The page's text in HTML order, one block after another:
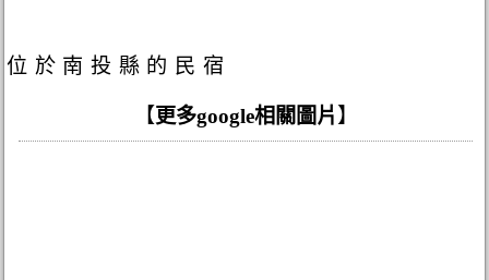
位於南投縣的民宿
【更多google相關圖片 】